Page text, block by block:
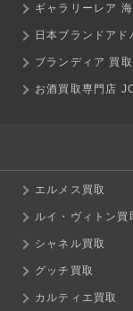
ギャラリーレア
日本ブランドアド
ブランディア 買取
お酒買取専門店
エルメス買取
ルイ・ヴィトン買
シャネル買取
グッチ買取
カルティエ買取